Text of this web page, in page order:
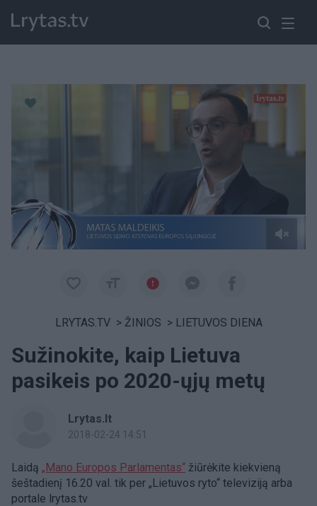
LRYTAS.TV > ŽINIOS > LIETUVOS DIENA
Sužinokite, kaip Lietuva
pasikeis po 2020-ųjų metų
Lrytas.lt
2018-02-24 14:51
Laidą „Mano Europos Parlamentas“ žiūrėkite kiekvieną
šeštadienį 16.20 val. tik per „Lietuvos ryto“ televiziją arba
portale lrytas.tv